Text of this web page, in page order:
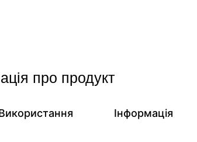
про продукт
Інформація